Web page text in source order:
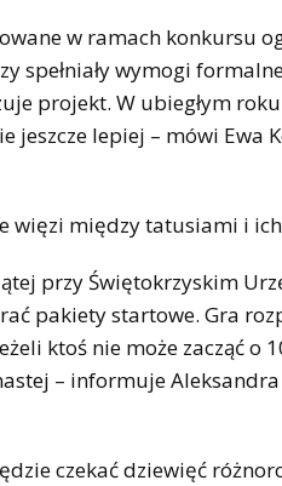
w ramach konkursu
spełniały wymogi
projekt. W ubiegłym
jeszcze lepiej – mówi Ewa
więzi między tatusiami i
przy Świętokrzyskim
pakiety startowe. Gra
ktoś nie może zacząć o
– informuje
czekać dziewięć